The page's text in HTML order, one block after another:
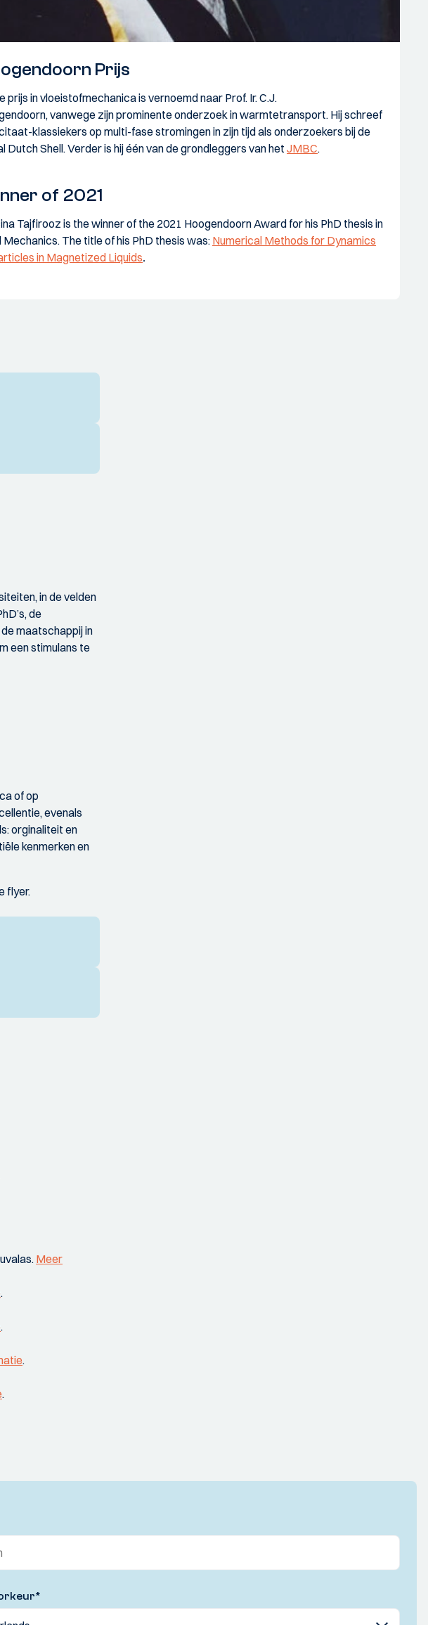
Prijs
prijs in vloeistofmechanica is vernoemd naar Prof. Ir. C.J.
vanwege zijn prominente onderzoek in warmtetransport. Hij schreef
klassiekers op multi-fase stromingen in zijn tijd als onderzoekers bij de
Dutch Shell. Verder is hij één van de grondleggers van hetJMBC.
of 2021
Tajfirooz is the winner of the 2021 Hoogendoorn Award for his PhD thesis in
Mechanics. The title of his PhD thesis was: Numerical Methods for Dynamics
in Magnetized Liquids.
in de velden
de
maatschappij in
een stimulans te
of op
evenals
orginaliteit en
kenmerken en
flyer.
Meer
.
.
.
.
*